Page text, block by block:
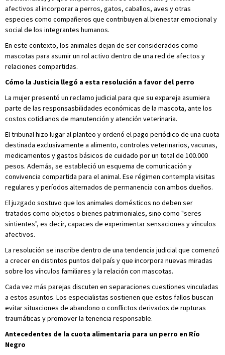
afectivos al incorporar a perros, gatos, caballos, aves y otras
especies como compañeros que contribuyen al bienestar emocional y
social de los integrantes humanos.
En este contexto, los animales dejan de ser considerados como
mascotas para asumir un rol activo dentro de una red de afectos y
relaciones compartidas.
Cómo la Justicia llegó a esta resolución a favor del perro
La mujer presentó un reclamo judicial para que su expareja asumiera
parte de las responsasbilidades económicas de la mascota, ante los
costos cotidianos de manutención y atención veterinaria.
El tribunal hizo lugar al planteo y ordenó el pago periódico de una cuota
destinada exclusivamente a alimento, controles veterinarios, vacunas,
medicamentos y gastos básicos de cuidado por un total de 100.000
pesos. Además, se estableció un esquema de comunicación y
convivencia compartida para el animal. Ese régimen contempla visitas
regulares y períodos alternados de permanencia con ambos dueños.
El juzgado sostuvo que los animales domésticos no deben ser
tratados como objetos o bienes patrimoniales, sino como "seres
sintientes", es decir, capaces de experimentar sensaciones y vínculos
afectivos.
La resolución se inscribe dentro de una tendencia judicial que comenzó
a crecer en distintos puntos del país y que incorpora nuevas miradas
sobre los vínculos familiares y la relación con mascotas.
Cada vez más parejas discuten en separaciones cuestiones vinculadas
a estos asuntos. Los especialistas sostienen que estos fallos buscan
evitar situaciones de abandono o conflictos derivados de rupturas
traumáticas y promover la tenencia responsable.
Antecedentes de la cuota alimentaria para un perro en Río
Negro